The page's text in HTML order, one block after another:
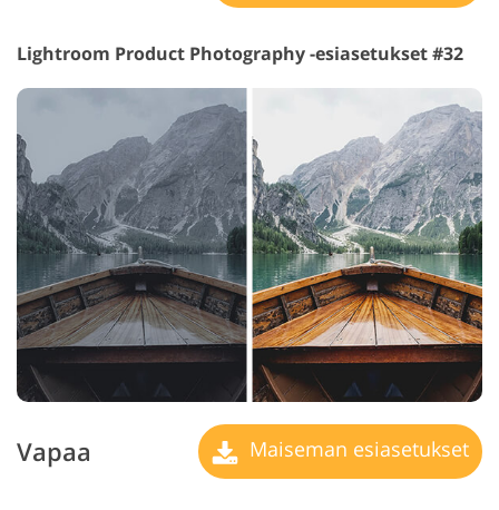
Lightroom Product Photography -esiasetukset #32
Vapaa Maiseman esiasetukset